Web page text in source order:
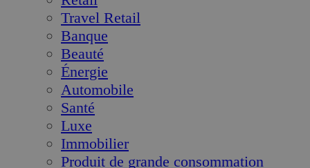
Travel Retail
Banque
Beauté
Énergie
Automobile
Santé
Luxe
Immobilier
Produit de grande consommation